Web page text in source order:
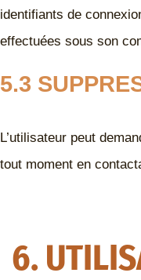
identifiants de
effectuées sous son
5.3
L’utilisateur peut
tout moment en
6.